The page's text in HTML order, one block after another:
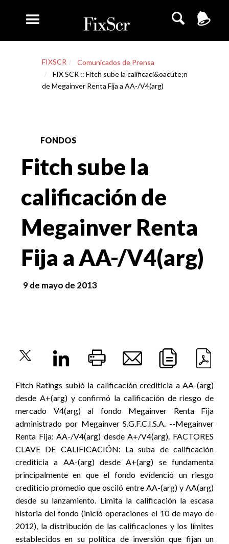
FIXSCR
Comunicados de Prensa
FIX SCR :: Fitch sube la calificaci&oacute;n
de Megainver Renta Fija a AA-/V4(arg)
FONDOS
Fitch sube la
calificación de
Megainver Renta
Fija a AA-/V4(arg)
9 de mayo de 2013
Fitch Ratings subió la calificación crediticia a AA-(arg)
desde A+(arg) y confirmó la calificación de riesgo de
mercado V4(arg) al fondo Megainver Renta Fija
administrado por Megainver S.G.F.C.I.S.A. --Megainver
Renta Fija: AA-/V4(arg) desde A+/V4(arg). FACTORES
CLAVE DE CALIFICACIÓN: La suba de calificación
crediticia a AA-(arg) desde A+(arg) se fundamenta
principalmente en que el fondo evidenció un riesgo
crediticio promedio que osciló entre AA-(arg) y AA(arg)
desde su lanzamiento. Limita la calificación la escasa
historia del fondo (inició operaciones el 10 de mayo de
2012), la distribución de las calificaciones y los límites
establecidos en su política de inversión que fijan un